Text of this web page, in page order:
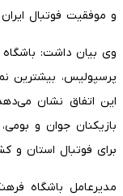
و موفقیت فوتبال
وی بیان داشت: باشگاه
پرسپولیس، بیشترین
این اتفاق نشان
بازیکنان جوان و
برای فوتبال استان و
مدیرعامل باشگاه